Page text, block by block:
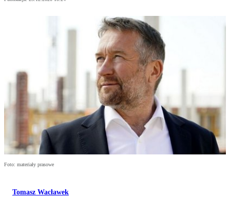
Foto: materiały prasowe
Tomasz Wacławek